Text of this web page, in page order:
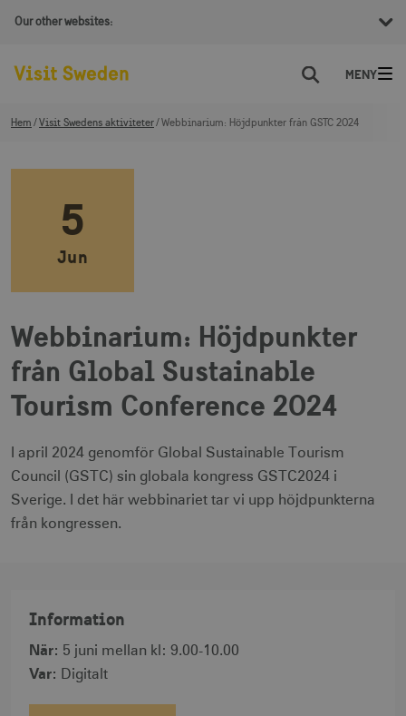
Our other websites:
Sök
Hem Visit Swedens aktiviteter Webbinarium: Höjdpunkter från GSTC 2024
5
Jun
Webbinarium: Höjdpunkter
från Global Sustainable
Tourism Conference 2024
I april 2024 genomför Global Sustainable Tourism
Council (GSTC) sin globala kongress GSTC2024 i
Sverige. I det här webbinariet tar vi upp höjdpunkterna
från kongressen.
Information
När: 5 juni mellan kl: 9.00-10.00
Var: Digitalt